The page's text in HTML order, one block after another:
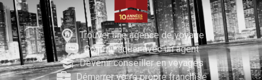
Trouver une agence de voyage
Communiquer avec un agent
Devenir conseiller en voyages
Démarrer votre propre franchise